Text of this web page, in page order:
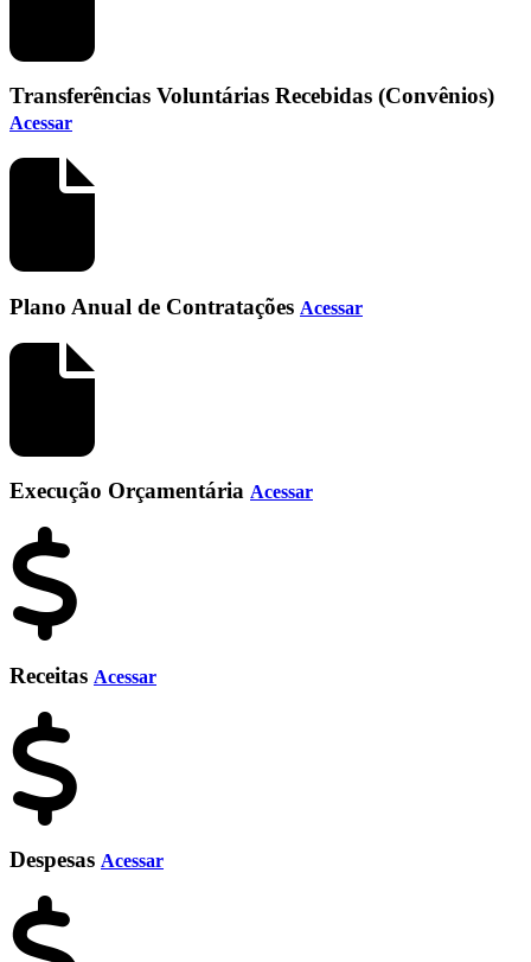
Transferências Voluntárias Recebidas (Convênios)
Acessar
Plano Anual de Contratações Acessar
Execução Orçamentária Acessar
Receitas Acessar
Despesas Acessar